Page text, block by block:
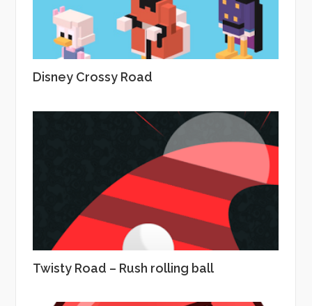
Disney Crossy Road
Twisty Road – Rush rolling ball